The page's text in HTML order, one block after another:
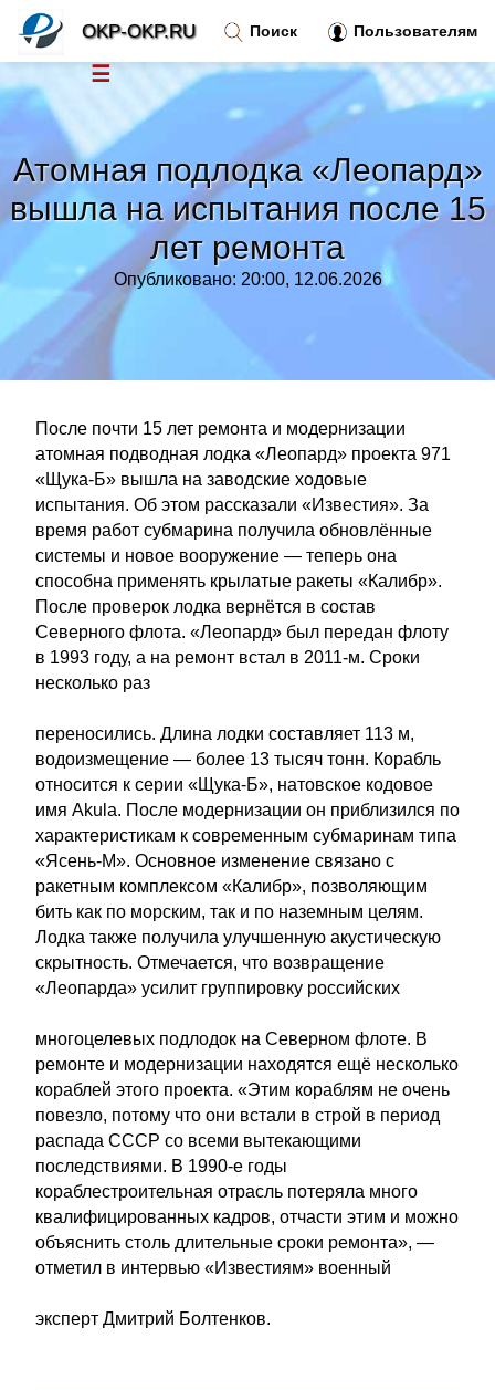
Атомная подлодка «Леопард»
вышла на испытания после 15
лет ремонта
Опубликовано: 20:00, 12.06.2026
После почти 15 лет ремонта и модернизации
атомная подводная лодка «Леопард» проекта 971
«Щука-Б» вышла на заводские ходовые
испытания. Об этом рассказали «Известия». За
время работ субмарина получила обновлённые
системы и новое вооружение — теперь она
способна применять крылатые ракеты «Калибр».
После проверок лодка вернётся в состав
Северного флота. «Леопард» был передан флоту
в 1993 году, а на ремонт встал в 2011-м. Сроки
несколько раз
переносились. Длина лодки составляет 113 м,
водоизмещение — более 13 тысяч тонн. Корабль
относится к серии «Щука-Б», натовское кодовое
имя Akula. После модернизации он приблизился по
характеристикам к современным субмаринам типа
«Ясень-М». Основное изменение связано с
ракетным комплексом «Калибр», позволяющим
бить как по морским, так и по наземным целям.
Лодка также получила улучшенную акустическую
скрытность. Отмечается, что возвращение
«Леопарда» усилит группировку российских
многоцелевых подлодок на Северном флоте. В
ремонте и модернизации находятся ещё несколько
кораблей этого проекта. «Этим кораблям не очень
повезло, потому что они встали в строй в период
распада СССР со всеми вытекающими
последствиями. В 1990-е годы
кораблестроительная отрасль потеряла много
квалифицированных кадров, отчасти этим и можно
объяснить столь длительные сроки ремонта», —
отметил в интервью «Известиям» военный
эксперт Дмитрий Болтенков.
Поиск Пользователям
OKP-OKP.RU
☰
Новости
Тренды новостей»
»
Правила »
Контакт»